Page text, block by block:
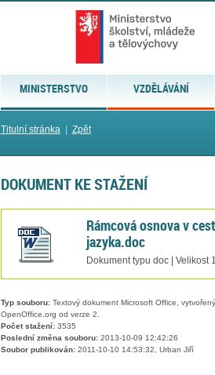
MINISTERSTVO VZDĚLÁVÁNÍ
Titulní stránka| Zpět
DOKUMENT KE STAŽENÍ
Rámcová osnova v
jazyka.doc
Dokument typu doc | Velikost
Typ souboru:Textový dokument Microsoft Office,
OpenOffice.org od verze 2.
Počet stažení:3535
Poslední změna souboru:2013-10-09 12:42:26
Soubor publikován:2011-10-10 14:53:32, Urban Jiří